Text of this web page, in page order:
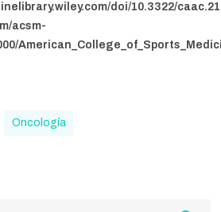
doi/10.3322/
acsm-
Oncología